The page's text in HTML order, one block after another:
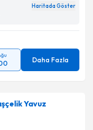
Haritada Göster
Daha Fazla
Yavuz